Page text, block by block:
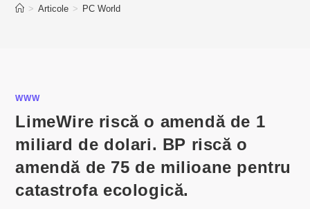
> Articole > PC World
WWW
LimeWire riscă o amendă de 1
miliard de dolari. BP riscă o
amendă de 75 de milioane pentru
catastrofa ecologică.